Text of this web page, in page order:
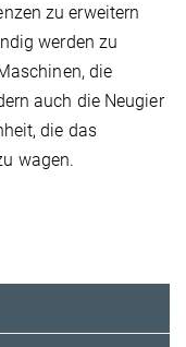
zu erweitern
werden zu
die
auch die Neugier
die das
wagen.